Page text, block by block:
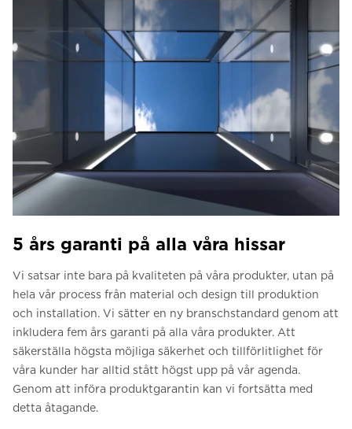
5 års garanti på alla våra hissar
Vi satsar inte bara på kvaliteten på våra produkter, utan på
hela vår process från material och design till produktion
och installation. Vi sätter en ny branschstandard genom att
inkludera fem års garanti på alla våra produkter. Att
säkerställa högsta möjliga säkerhet och tillförlitlighet för
våra kunder har alltid stått högst upp på vår agenda.
Genom att införa produktgarantin kan vi fortsätta med
detta åtagande.